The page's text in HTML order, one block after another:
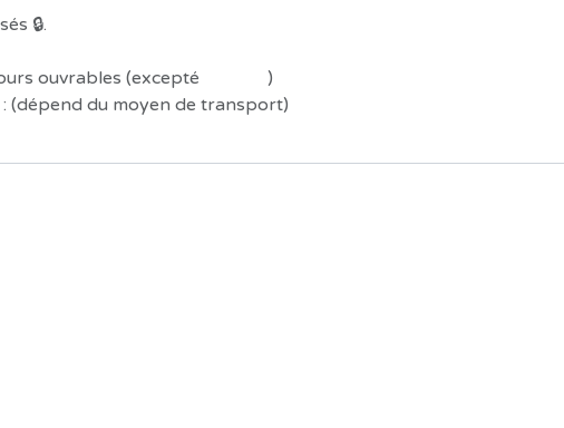
🔒.
ouvrables (excepté
)
(dépend du moyen de transport)